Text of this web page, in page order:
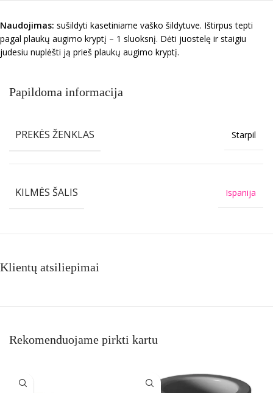
Naudojimas: sušildyti kasetiniame vaško šildytuve. Ištirpus tepti
pagal plaukų augimo kryptį – 1 sluoksnį. Dėti juostelę ir staigiu
judesiu nuplėšti ją prieš plaukų augimo kryptį.
Papildoma informacija
PREKĖS ŽENKLAS Starpil
KILMĖS ŠALIS Ispanija
Klientų atsiliepimai
Rekomenduojame pirkti kartu